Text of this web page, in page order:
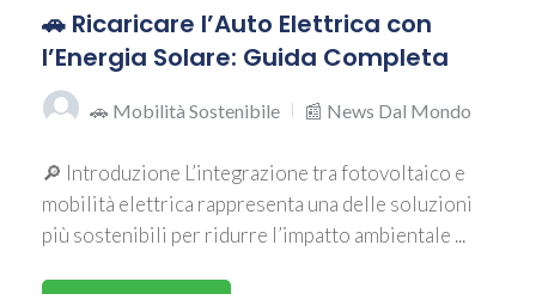
🚗 Ricaricare l’Auto Elettrica con
l’Energia Solare: Guida Completa
🚗 Mobilità Sostenibile 📰 News Dal Mondo
🔎 Introduzione L’integrazione tra fotovoltaico e
mobilità elettrica rappresenta una delle soluzioni
più sostenibili per ridurre l’impatto ambientale ...